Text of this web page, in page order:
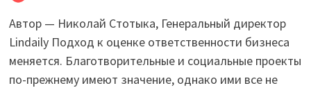
Автор — Николай Стотыка, Генеральный директор
Lindaily Подход к оценке ответственности бизнеса
меняется. Благотворительные и социальные проекты
по-прежнему имеют значение, однако ими все не